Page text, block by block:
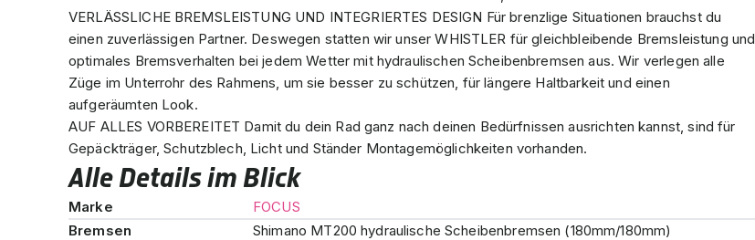
VERLÄSSLICHE BREMSLEISTUNG UND INTEGRIERTES DESIGN Für brenzlige Situationen brauchst du
einen zuverlässigen Partner. Deswegen statten wir unser WHISTLER für gleichbleibende Bremsleistung und
optimales Bremsverhalten bei jedem Wetter mit hydraulischen Scheibenbremsen aus. Wir verlegen alle
Züge im Unterrohr des Rahmens, um sie besser zu schützen, für längere Haltbarkeit und einen
aufgeräumten Look.
AUF ALLES VORBEREITET Damit du dein Rad ganz nach deinen Bedürfnissen ausrichten kannst, sind für
Gepäckträger, Schutzblech, Licht und Ständer Montagemöglichkeiten vorhanden.
Alle Details im Blick
Marke
FOCUS
Bremsen
Shimano MT200 hydraulische Scheibenbremsen (180mm/180mm)